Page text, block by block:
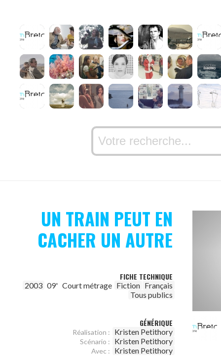
UN TRAIN PEUT EN
CACHER UN AUTRE
FICHE TECHNIQUE
2003 09' Court métrage Fiction Français
Tous publics
GÉNÉRIQUE
Réalisation : Kristen Petithory
Scénario : Kristen Petithory
Avec : Kristen Petithory